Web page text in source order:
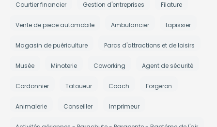
Courtier financier Gestion d'entreprises Filature
Vente de piece automobile Ambulancier tapissier
Magasin de puériculture Parcs d'attractions et de loisirs
Musée Minoterie Coworking Agent de sécurité
Cordonnier Tatoueur Coach Forgeron
Animalerie Conseiller Imprimeur